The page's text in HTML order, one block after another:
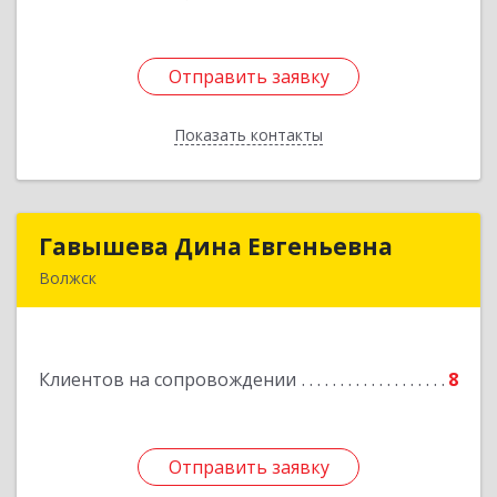
Отправить заявку
Показать контакты
Отправить заявку
Назад
Гавышева Дина Евгеньевна
Волжск
Клиентов на сопровождении 8
Отправить заявку
Гавышева Дина Евгеньевна
Отправить заявку